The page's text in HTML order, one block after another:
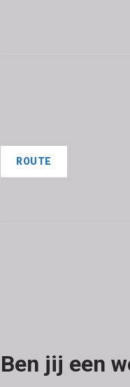
ROUTE
Ben jij een